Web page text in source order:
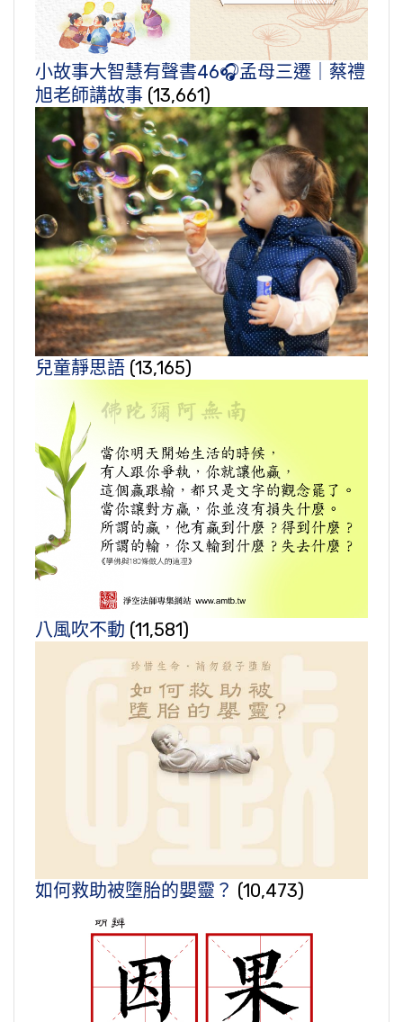
小故事大智慧有聲書46🎧孟母三遷｜蔡禮
旭老師講故事 (13,661)
兒童靜思語 (13,165)
八風吹不動 (11,581)
如何救助被墮胎的嬰靈？ (10,473)